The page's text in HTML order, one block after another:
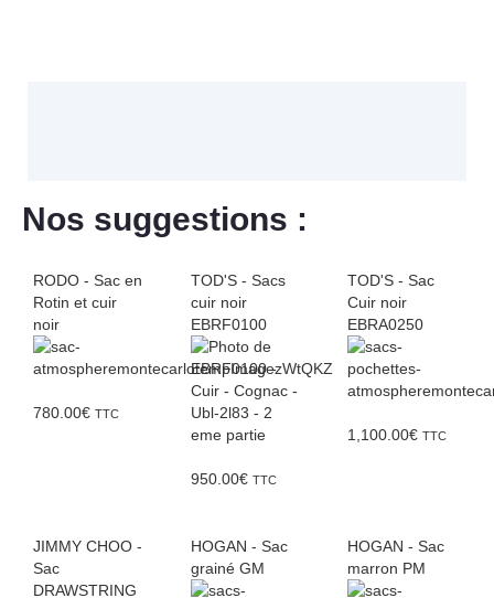
Nos suggestions :
RODO - Sac en
Rotin et cuir
noir
780.00€ TTC
TOD'S - Sacs
cuir noir
EBRF0100
950.00€ TTC
TOD'S - Sac
Cuir noir
EBRA0250
1,100.00€ TTC
JIMMY CHOO -
Sac
DRAWSTRING
HOGAN - Sac
grainé GM
HOGAN - Sac
marron PM